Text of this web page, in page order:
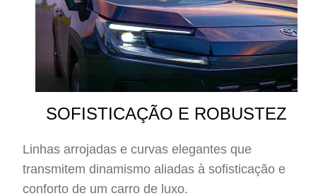
SOFISTICAÇÃO E ROBUSTEZ
Linhas arrojadas e curvas elegantes que
transmitem dinamismo aliadas à sofisticação e
conforto de um carro de luxo.